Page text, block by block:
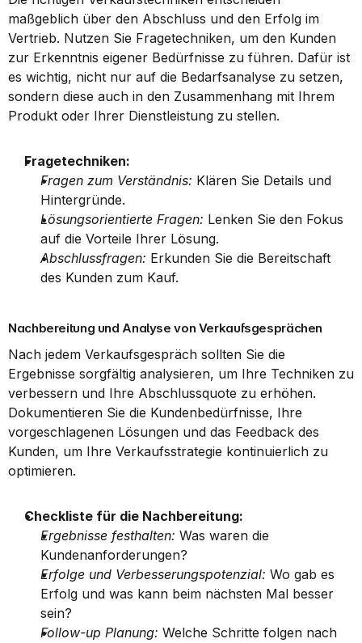
maßgeblich über den Abschluss und den Erfolg im
Vertrieb. Nutzen Sie Fragetechniken, um den Kunden
zur Erkenntnis eigener Bedürfnisse zu führen. Dafür ist
es wichtig, nicht nur auf die Bedarfsanalyse zu setzen,
sondern diese auch in den Zusammenhang mit Ihrem
Produkt oder Ihrer Dienstleistung zu stellen.
Fragetechniken:
Fragen zum Verständnis: Klären Sie Details und
Hintergründe.
Lösungsorientierte Fragen: Lenken Sie den Fokus
auf die Vorteile Ihrer Lösung.
Abschlussfragen: Erkunden Sie die Bereitschaft
des Kunden zum Kauf.
Nachbereitung und Analyse von Verkaufsgesprächen
Nach jedem Verkaufsgespräch sollten Sie die
Ergebnisse sorgfältig analysieren, um Ihre Techniken zu
verbessern und Ihre Abschlussquote zu erhöhen.
Dokumentieren Sie die Kundenbedürfnisse, Ihre
vorgeschlagenen Lösungen und das Feedback des
Kunden, um Ihre Verkaufsstrategie kontinuierlich zu
optimieren.
Checkliste für die Nachbereitung:
Ergebnisse festhalten: Was waren die
Kundenanforderungen?
Erfolge und Verbesserungspotenzial: Wo gab es
Erfolg und was kann beim nächsten Mal besser
sein?
Follow-up Planung: Welche Schritte folgen nach